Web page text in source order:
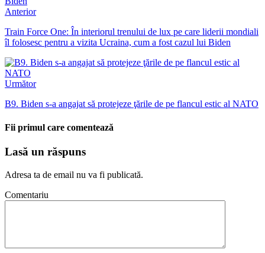
Anterior
Train Force One: În interiorul trenului de lux pe care liderii mondiali
îl folosesc pentru a vizita Ucraina, cum a fost cazul lui Biden
Următor
B9. Biden s-a angajat să protejeze ţările de pe flancul estic al NATO
Fii primul care comentează
Lasă un răspuns
Adresa ta de email nu va fi publicată.
Comentariu